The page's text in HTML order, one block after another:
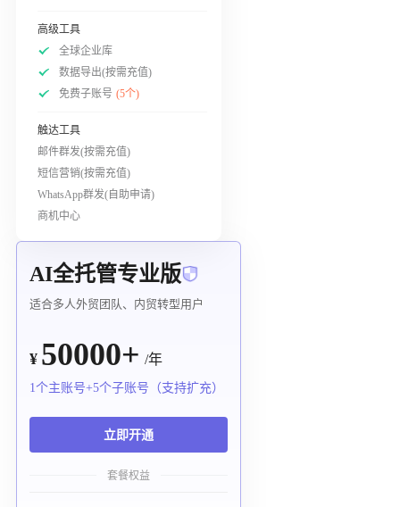
高级工具
全球企业库
数据导出(按需充值)
免费子账号 (5个)
触达工具
邮件群发(按需充值)
短信营销(按需充值)
WhatsApp群发(自助申请)
商机中心
AI全托管专业版
适合多人外贸团队、内贸转型用户
¥ 50000+ /年
1个主账号+5个子账号（支持扩充）
立即开通
套餐权益